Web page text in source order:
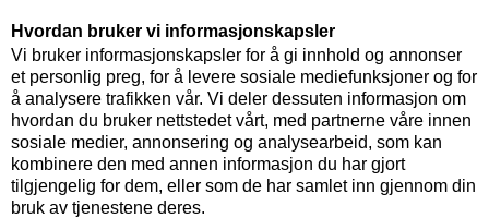
Hvordan bruker vi informasjonskapsler
Vi bruker informasjonskapsler for å gi innhold og annonser
et personlig preg, for å levere sosiale mediefunksjoner og for
å analysere trafikken vår. Vi deler dessuten informasjon om
hvordan du bruker nettstedet vårt, med partnerne våre innen
sosiale medier, annonsering og analysearbeid, som kan
kombinere den med annen informasjon du har gjort
tilgjengelig for dem, eller som de har samlet inn gjennom din
bruk av tjenestene deres.